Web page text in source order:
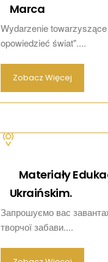
Marca
Wydarzenie
opowiedzieć świat"....
Zobacz Więcej
Materiały
Ukraińskim.
Запрошуємо вас
творчої забави....